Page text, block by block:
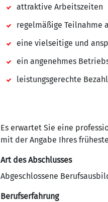
attraktive Arbeitszeiten
regelmäßige Teilnahme
eine vielseitige und
ein angenehmes
leistungsgerechte
Es erwartet Sie eine
mit der Angabe Ihres
Art des Abschlusses
Abgeschlossene
Berufserfahrung